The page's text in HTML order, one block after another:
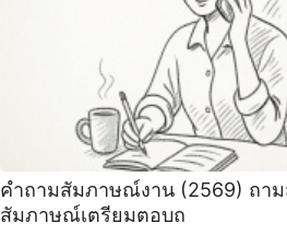
คําถามสัมภาษณ์งาน (2569) ถา
สัมภาษณ์เตรียมตอบถ